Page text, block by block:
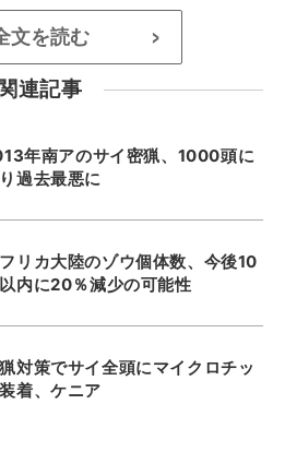
文を読む >
連記事
年南アのサイ密猟、1000頭に
過去最悪に
リカ大陸のゾウ個体数、今後10
内に20％減少の可能性
対策でサイ全頭にマイクロチッ
着、ケニア